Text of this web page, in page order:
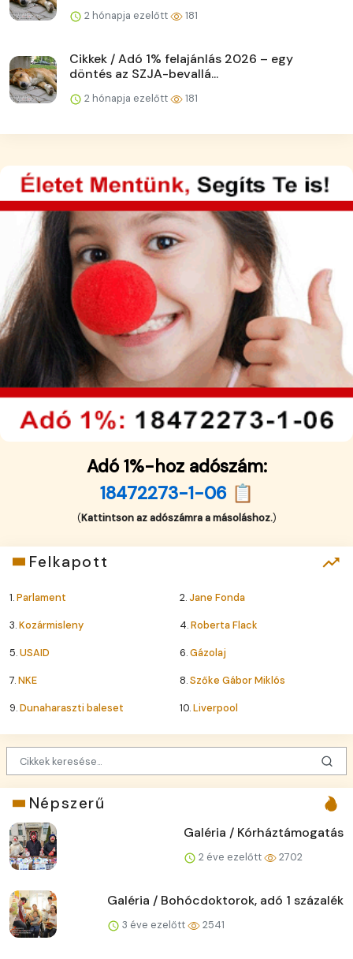
2 hónapja ezelőtt 181
Cikkek / Adó 1% felajánlás 2026 – egy
döntés az SZJA-bevallá...
2 hónapja ezelőtt 181
Adó 1%-hoz adószám:
18472273-1-06 📋
(Kattintson az adószámra a másoláshoz.)
Felkapott
1.Parlament 2.Jane Fonda
3.Kozármisleny 4.Roberta Flack
5.USAID 6.Gázolaj
7.NKE 8.Szőke Gábor Miklós
9.Dunaharaszti baleset 10.Liverpool
Népszerű
Galéria / Kórháztámogatás
2 éve ezelőtt 2702
Galéria / Bohócdoktorok, adó 1 százalék
3 éve ezelőtt 2541